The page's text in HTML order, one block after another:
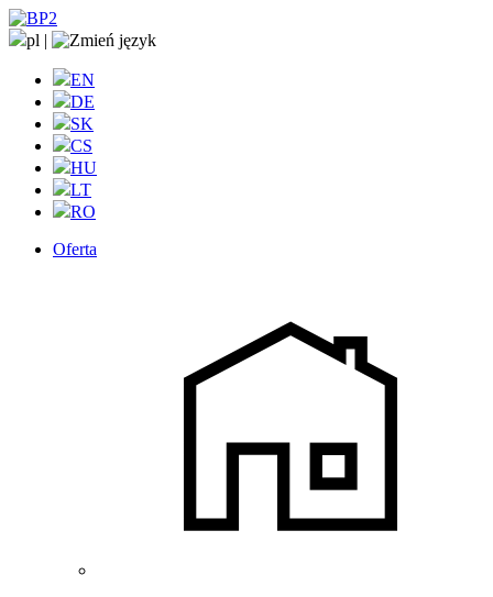
pl |
EN
DE
SK
CS
HU
LT
RO
Oferta